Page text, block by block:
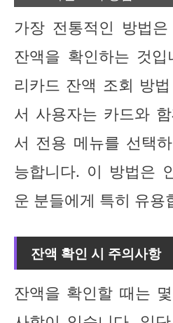
가장 전통적인 방법
잔액을 확인하는 것
리카드 잔액 조회 방
서 사용자는 카드와
서 전용 메뉴를 선택
능합니다. 이 방법은
운 분들에게 특히 유용
잔액 확인 시 주의사항
잔액을 확인할 때는